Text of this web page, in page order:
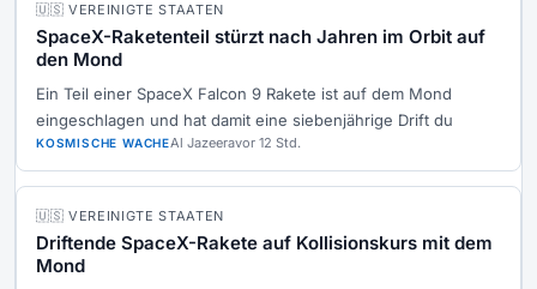
🇺🇸 VEREINIGTE STAATEN
SpaceX-Raketenteil stürzt nach Jahren im Orbit auf
den Mond
Ein Teil einer SpaceX Falcon 9 Rakete ist auf dem Mond
eingeschlagen und hat damit eine siebenjährige Drift du
KOSMISCHE WACHEAl Jazeeravor 12 Std.
🇺🇸 VEREINIGTE STAATEN
Driftende SpaceX-Rakete auf Kollisionskurs mit dem
Mond